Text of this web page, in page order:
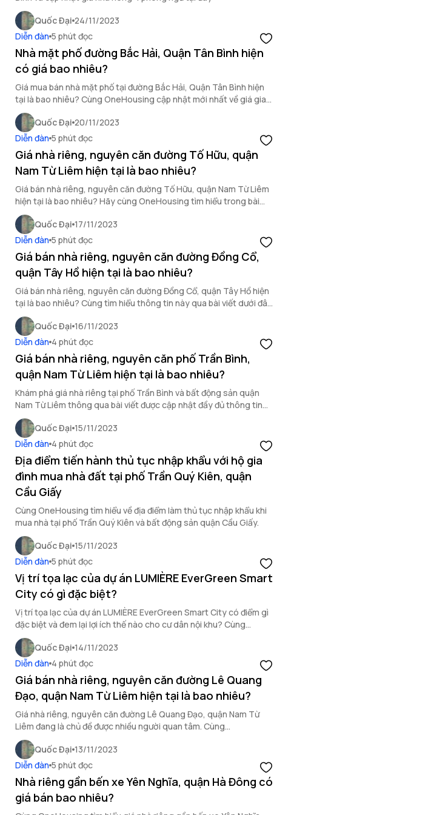
Quốc Đại 24/11/2023
Diễn đàn 5 phút đọc
Nhà mặt phố đường Bắc Hải, Quận Tân Bình hiện
có giá bao nhiêu?
Giá mua bán nhà mặt phố tại đường Bắc Hải, Quận Tân Bình hiện
tại là bao nhiêu? Cùng OneHousing cập nhật mới nhất về giá giao
dịch bất động sản TP HCM qua bài viết sau.
Quốc Đại 20/11/2023
Diễn đàn 5 phút đọc
Giá nhà riêng, nguyên căn đường Tố Hữu, quận
Nam Từ Liêm hiện tại là bao nhiêu?
Giá bán nhà riêng, nguyên căn đường Tố Hữu, quận Nam Từ Liêm
hiện tại là bao nhiêu? Hãy cùng OneHousing tìm hiểu trong bài
viết dưới đây!
Quốc Đại 17/11/2023
Diễn đàn 5 phút đọc
Giá bán nhà riêng, nguyên căn đường Đồng Cổ,
quận Tây Hồ hiện tại là bao nhiêu?
Giá bán nhà riêng, nguyên căn đường Đồng Cổ, quận Tây Hồ hiện
tại là bao nhiêu? Cùng tìm hiểu thông tin này qua bài viết dưới đây
của OneHousing.
Quốc Đại 16/11/2023
Diễn đàn 4 phút đọc
Giá bán nhà riêng, nguyên căn phố Trần Bình,
quận Nam Từ Liêm hiện tại là bao nhiêu?
Khám phá giá nhà riêng tại phố Trần Bình và bất động sản quận
Nam Từ Liêm thông qua bài viết được cập nhật đầy đủ thông tin
mới nhất dưới đây.
Quốc Đại 15/11/2023
Diễn đàn 4 phút đọc
Địa điểm tiến hành thủ tục nhập khẩu với hộ gia
đình mua nhà đất tại phố Trần Quý Kiên, quận
Cầu Giấy
Cùng OneHousing tìm hiểu về địa điểm làm thủ tục nhập khẩu khi
mua nhà tại phố Trần Quý Kiên và bất động sản quận Cầu Giấy.
Quốc Đại 15/11/2023
Diễn đàn 5 phút đọc
Vị trí tọa lạc của dự án LUMIÈRE EverGreen Smart
City có gì đặc biệt?
Vị trí tọa lạc của dự án LUMIÈRE EverGreen Smart City có điểm gì
đặc biệt và đem lại lợi ích thế nào cho cư dân nội khu? Cùng
OneHousing tìm hiểu qua bài viết sau đây.
Quốc Đại 14/11/2023
Diễn đàn 4 phút đọc
Giá bán nhà riêng, nguyên căn đường Lê Quang
Đạo, quận Nam Từ Liêm hiện tại là bao nhiêu?
Giá nhà riêng, nguyên căn đường Lê Quang Đạo, quận Nam Từ
Liêm đang là chủ đề được nhiều người quan tâm. Cùng
OneHousing tìm hiểu thông tin về loại hình bất động sản quận
Nam Từ Liêm ngay sau đây.
Quốc Đại 13/11/2023
Diễn đàn 5 phút đọc
Nhà riêng gần bến xe Yên Nghĩa, quận Hà Đông có
giá bán bao nhiêu?